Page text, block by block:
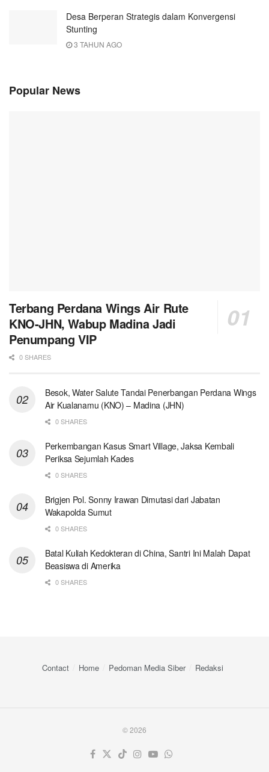
Desa Berperan Strategis dalam Konvergensi
Stunting
3 TAHUN AGO
Popular News
Terbang Perdana Wings Air Rute
KNO-JHN, Wabup Madina Jadi
Penumpang VIP
0 SHARES
Besok, Water Salute Tandai Penerbangan Perdana Wings
Air Kualanamu (KNO) – Madina (JHN)
0 SHARES
Perkembangan Kasus Smart Village, Jaksa Kembali
Periksa Sejumlah Kades
0 SHARES
Brigjen Pol. Sonny Irawan Dimutasi dari Jabatan
Wakapolda Sumut
0 SHARES
Batal Kuliah Kedokteran di China, Santri Ini Malah Dapat
Beasiswa di Amerika
0 SHARES
Contact Home Pedoman Media Siber Redaksi
© 2026